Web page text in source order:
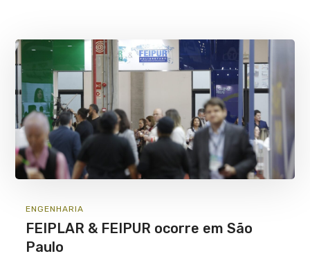
ENGENHARIA
FEIPLAR & FEIPUR ocorre em São
Paulo